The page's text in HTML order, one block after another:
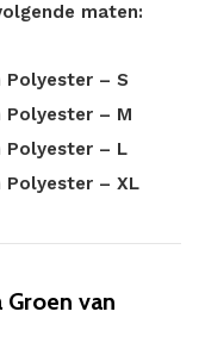
maten:
Polyester – S
Polyester – M
Polyester – L
Polyester – XL
Groen van